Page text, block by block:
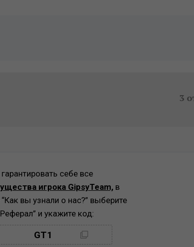
3
себе все
игрока GipsyTeam,в
вы узнали о нас?” выберите
и укажите код:
GT1
Скопировано